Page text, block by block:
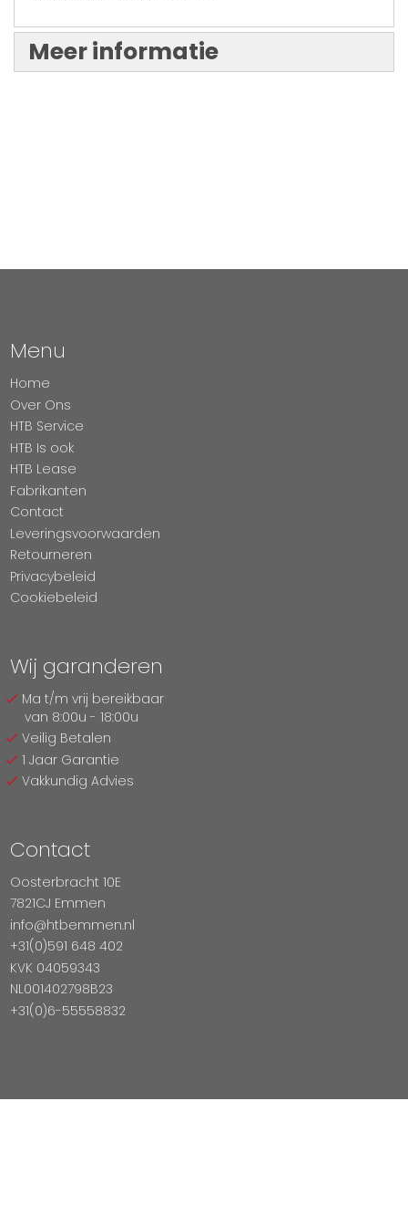
Meer informatie
Menu
Home
Over Ons
HTB Service
HTB Is ook
HTB Lease
Fabrikanten
Contact
Leveringsvoorwaarden
Retourneren
Privacybeleid
Cookiebeleid
Wij garanderen
Ma t/m vrij bereikbaar
van 8:00u - 18:00u
Veilig Betalen
1 Jaar Garantie
Vakkundig Advies
Contact
Oosterbracht 10E
7821CJ Emmen
info@htbemmen.nl
+31(0)591 648 402
KVK 04059343
NL001402798B23
+31(0)6-55558832